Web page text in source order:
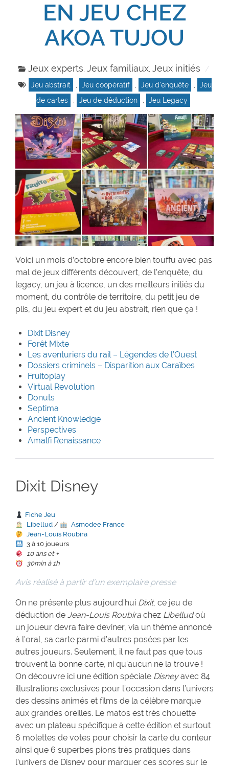
EN JEU CHEZ
AKOA TUJOU
Jeux experts,Jeux familiaux,Jeux initiés
Jeu abstrait , Jeu coopératif , Jeu d'enquête ,
Jeu
de cartes
, Jeu de déduction , Jeu Legacy
Voici un mois d’octobre encore bien touffu avec pas
mal de jeux différents découvert, de l’enquête, du
legacy, un jeu à licence, un des meilleurs initiés du
moment, du contrôle de territoire, du petit jeu de
plis, du jeu expert et du jeu abstrait, rien que ça !
Dixit Disney
Forêt Mixte
Les aventuriers du rail – Légendes de l’Ouest
Dossiers criminels – Disparition aux Caraïbes
Fruitoplay
Virtual Revolution
Donuts
Septima
Ancient Knowledge
Perspectives
Amalfi Renaissance
Dixit Disney
Fiche Jeu
Libellud/
Asmodee France
Jean-Louis Roubira
3 à 10 joueurs
10 ans et +
30min à 1h
Avis réalisé à partir d’un exemplaire presse
On ne présente plus aujourd’hui Dixit, ce jeu de
déduction de Jean-Louis Roubira chez Libelludoù
un joueur devra faire deviner, via un thème annoncé
à l’oral, sa carte parmi d’autres posées par les
autres joueurs. Seulement, il ne faut pas que tous
trouvent la bonne carte, ni qu’aucun ne la trouve !
On découvre ici une édition spéciale Disneyavec 84
illustrations exclusives pour l’occasion dans l’univers
des dessins animés et films de la célèbre marque
aux grandes oreilles. Le matos est très chouette
avec un plateau spécifique à cette édition et surtout
6 molettes de votes pour choisir la carte du conteur
ainsi que 6 superbes pions très pratiques dans
l’univers de Disney pour marquer ces scores sur le